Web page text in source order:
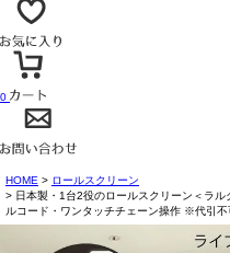
0
HOME
ロールスクリーン
日本製・1台2役のロールスクリーン＜ラ
ルコード・ワンタッチチェーン操作 ※代引不